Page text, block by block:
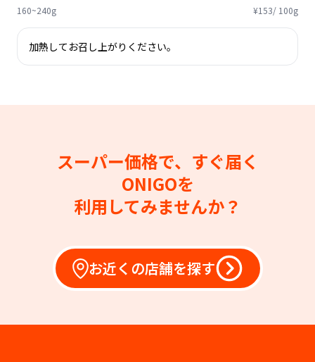
160~240g
¥153/ 100g
加熱してお召し上がりください。
スーパー価格で、すぐ届く
ONIGOを
利用してみませんか？
お近くの店舗を探す